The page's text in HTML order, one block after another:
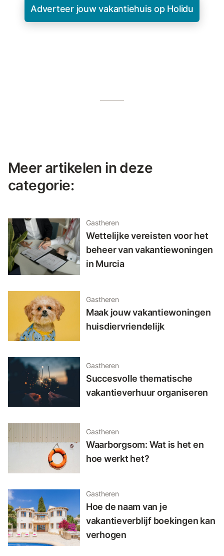
Adverteer jouw vakantiehuis op Holidu
Meer artikelen in deze
categorie:
Gastheren
Wettelijke vereisten voor het
beheer van vakantiewoningen
in Murcia
Gastheren
Maak jouw vakantiewoningen
huisdiervriendelijk
Gastheren
Succesvolle thematische
vakantieverhuur organiseren
Gastheren
Waarborgsom: Wat is het en
hoe werkt het?
Gastheren
Hoe de naam van je
vakantieverblijf boekingen kan
verhogen